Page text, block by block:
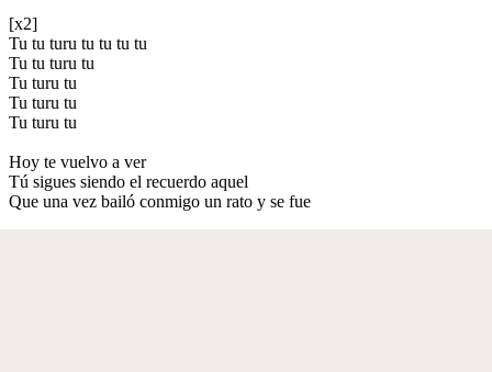
[x2]
Tu tu turu tu tu tu tu
Tu tu turu tu
Tu turu tu
Tu turu tu
Tu turu tu
Hoy te vuelvo a ver
Tú sigues siendo el recuerdo aquel
Que una vez bailó conmigo un rato y se fue